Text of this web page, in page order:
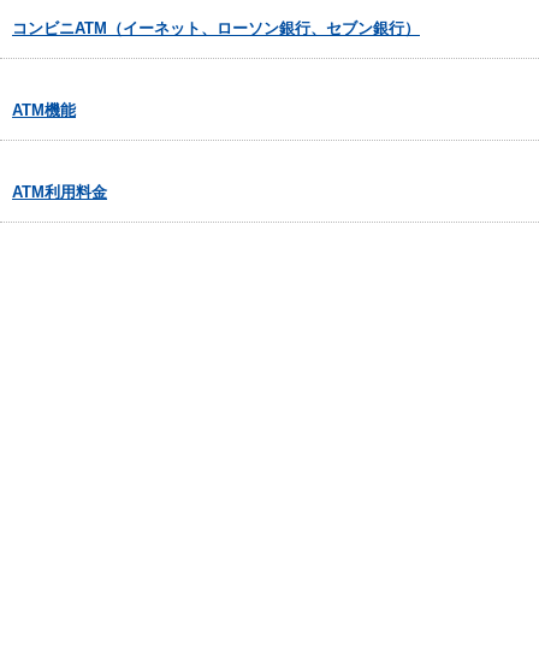
コンビニATM（イーネット、ローソン銀行、セブン銀行）
ATM機能
ATM利用料金